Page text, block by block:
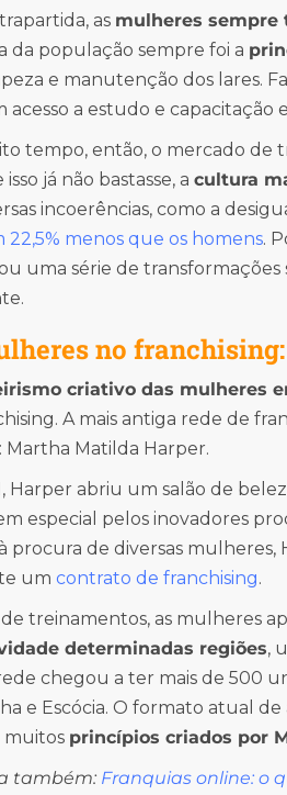
as mulheres
da população sempre foi a
e manutenção dos lares.
acesso a estudo e capacitação
tempo, então, o mercado de
isso já não bastasse, a cultura
incoerências, como a
22,5% menos que os homens.
uma série de transformações
no
criativo das mulheres
A mais antiga rede de
Martha Matilda Harper.
Harper abriu um salão de
especial pelos inovadores
procura de diversas
um contrato de franchising.
treinamentos, as mulheres
determinadas regiões,
chegou a ter mais de 500
e Escócia. O formato atual de
muitos princípios criados por
também: Franquias online: o